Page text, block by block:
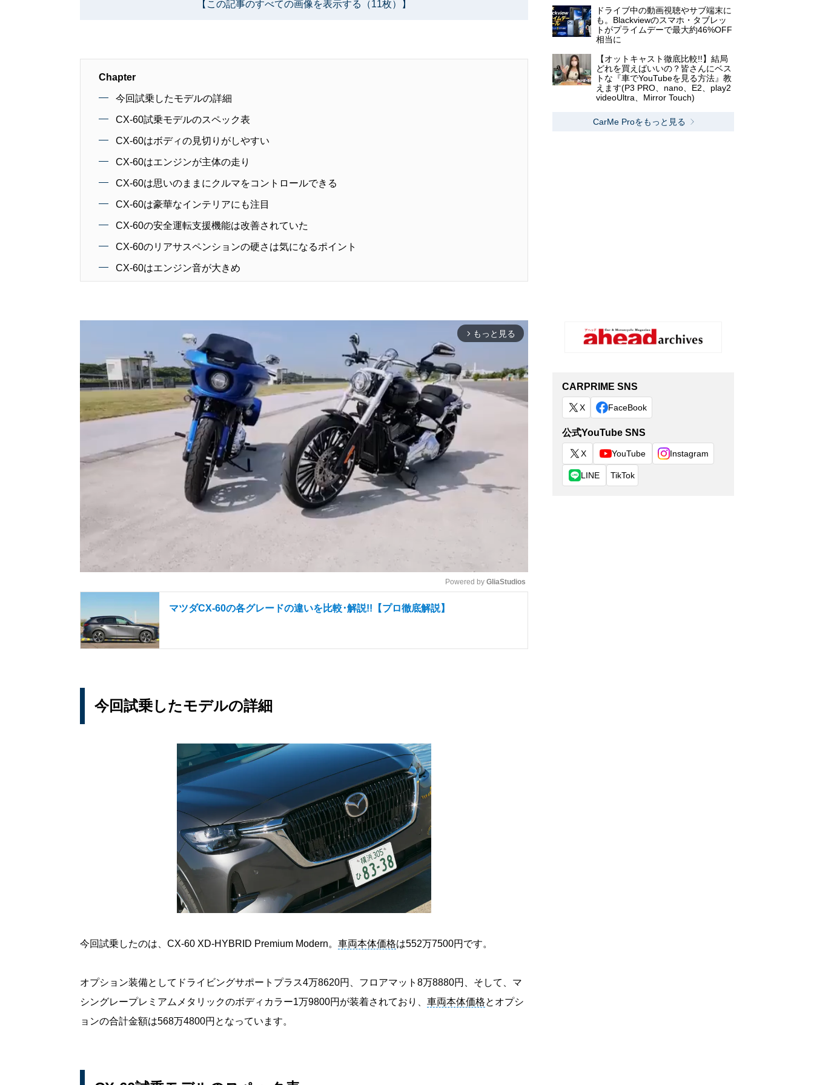
【この記事のすべての画像を表示する（11枚）】
Chapter
今回試乗したモデルの詳細
CX-60試乗モデルのスペック表
CX-60はボディの見切りがしやすい
CX-60はエンジンが主体の走り
CX-60は思いのままにクルマをコントロールできる
CX-60は豪華なインテリアにも注目
CX-60の安全運転支援機能は改善されていた
CX-60のリアサスペンションの硬さは気になるポイント
CX-60はエンジン音が大きめ
arrow_forward_ios もっと見る
t
Powered by GliaStudios
マツダCX-60の各グレードの違いを比較･解説!!【プロ徹底解説】
今回試乗したモデルの詳細
今回試乗したのは、CX-60 XD-HYBRID Premium Modern。 車両本体価格は552万7500円です。
オプション装備としてドライビングサポートプラス4万8620円、フロアマット8万8880円、そして、マ
シングレープレミアムメタリックのボディカラー1万9800円が装着されており、 車両本体価格とオプシ
ョンの合計金額は568万4800円となっています。
ドライブ中の動画視聴やサブ端末に
も。Blackviewのスマホ・タブレッ
トがプライムデーで最大約46%OFF
相当に
【オットキャスト徹底比較!!】結局
どれを買えばいいの？皆さんにベス
トな『車でYouTubeを見る方法』教
えます(P3 PRO、nano、E2、play2
videoUltra、Mirror Touch)
CarMe Proをもっと見る
CARPRIME SNS
X FaceBook
公式YouTube SNS
X YouTube Instagram
LINE TikTok